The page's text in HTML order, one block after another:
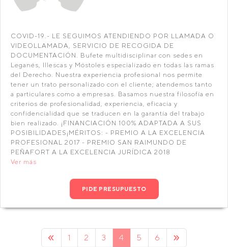
COVID-19.- LE SEGUIMOS ATENDIENDO POR LLAMADA O
VIDEOLLAMADA, SERVICIO DE RECOGIDA DE
DOCUMENTACIÓN. Bufete multidisciplinar con sedes en
Leganés, Illescas y Móstoles especializado en todas las ramas
del Derecho. Nuestra experiencia profesional nos permite
tener un trato personalizado con el cliente; atendemos tanto
a particulares como a empresas. Basamos nuestra filosofía en
criterios de profesionalidad, experiencia, eficacia y
confidencialidad que se traducen en la garantía del trabajo
bien realizado. ¡FINANCIACIÓN 100% ADAPTADA A SUS
POSIBILIDADES¡MÉRITOS: - PREMIO A LA EXCELENCIA
PROFESIONAL 2017 - PREMIO SAN RAIMUNDO DE
PEÑAFORT A LA EXCELENCIA JURÍDICA 2018
Ver más
PIDE PRESUPUESTO
1 2 3 4 5 6